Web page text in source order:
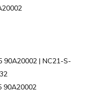
| NC21-S-
90A20002